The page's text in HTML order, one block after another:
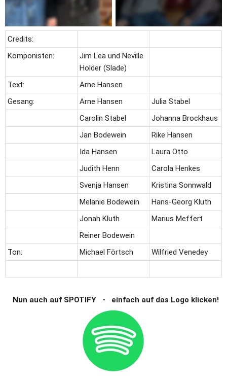
Credits:
Komponisten:
Jim Lea und Neville
Holder (Slade)
Text:
Arne Hansen
Gesang:
Arne Hansen
Julia Stabel
Carolin Stabel
Johanna Brockhaus
Jan Bodewein
Rike Hansen
Ida Hansen
Laura Otto
Judith Henn
Carola Henkes
Svenja Hansen
Kristina Sonnwald
Melanie Bodewein
Hans-Georg Kluth
Jonah Kluth
Marius Meffert
Reiner Bodewein
Ton:
Michael Förtsch Wilfried Venedey
  Nun auch auf SPOTIFY   -   einfach auf das Logo klicken!